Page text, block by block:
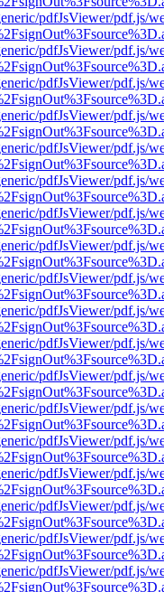
pdfJsViewer/pdf.js/
pdfJsViewer/pdf.js/
pdfJsViewer/pdf.js/
pdfJsViewer/pdf.js/
pdfJsViewer/pdf.js/
pdfJsViewer/pdf.js/
pdfJsViewer/pdf.js/
pdfJsViewer/pdf.js/
pdfJsViewer/pdf.js/
pdfJsViewer/pdf.js/
pdfJsViewer/pdf.js/
pdfJsViewer/pdf.js/
pdfJsViewer/pdf.js/
pdfJsViewer/pdf.js/
pdfJsViewer/pdf.js/
pdfJsViewer/pdf.js/
pdfJsViewer/pdf.js/
pdfJsViewer/pdf.js/